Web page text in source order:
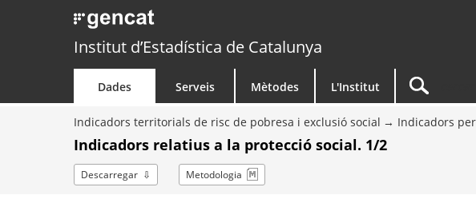
Institut d’Estadística de Catalunya
Dades Serveis Mètodes L'Institut
Indicadors territorials de risc de pobresa i exclusió social Indicadors
Indicadors relatius a la protecció social. 1/2
Descarregar Metodologia